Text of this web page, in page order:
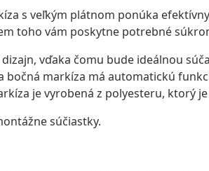
s veľkým plátnom ponúka
toho vám poskytne potrebné
vďaka čomu bude ideálnou
bočná markíza má automatickú
je vyrobená z polyesteru, ktorý
súčiastky.